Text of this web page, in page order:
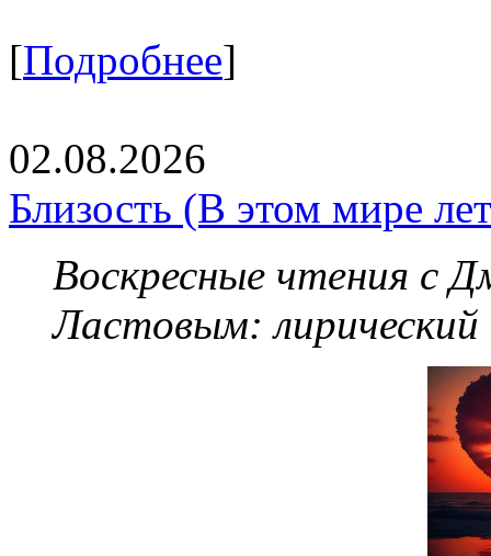
[Подробнее]
02.08.2026
Близость (В этом мире
Воскресные чтения с
Ластовым: